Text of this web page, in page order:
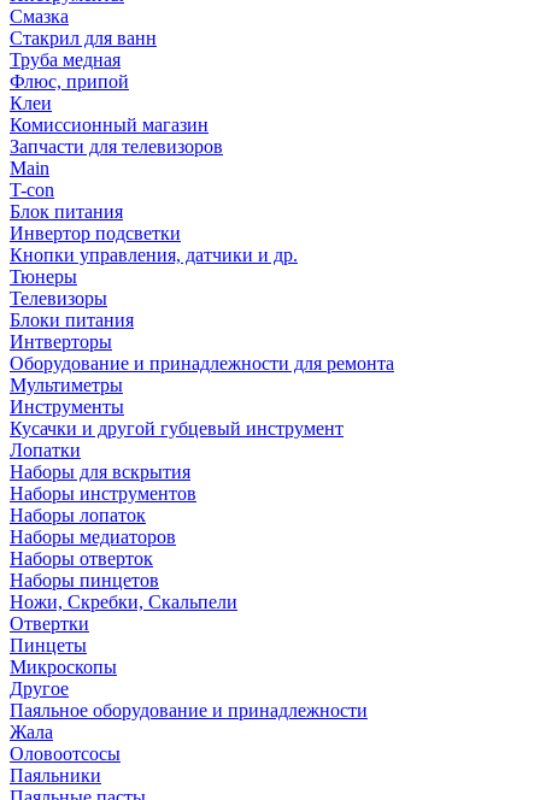
Смазка
Стакрил для ванн
Труба медная
Флюс, припой
Клеи
Комиссионный магазин
Запчасти для телевизоров
Main
T-con
Блок питания
Инвертор подсветки
Кнопки управления, датчики и др.
Тюнеры
Телевизоры
Блоки питания
Интверторы
Оборудование и принадлежности для ремонта
Мультиметры
Инструменты
Кусачки и другой губцевый инструмент
Лопатки
Наборы для вскрытия
Наборы инструментов
Наборы лопаток
Наборы медиаторов
Наборы отверток
Наборы пинцетов
Ножи, Скребки, Скальпели
Отвертки
Пинцеты
Микроскопы
Другое
Паяльное оборудование и принадлежности
Жала
Оловоотсосы
Паяльники